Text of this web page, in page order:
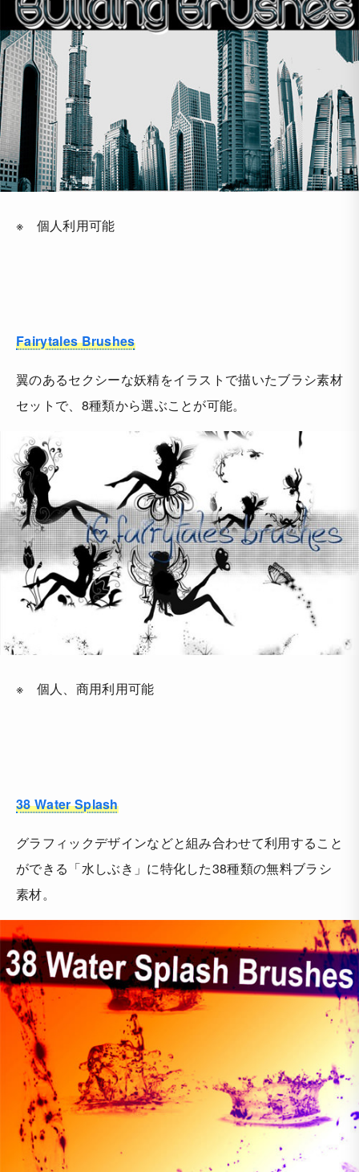
※ 個人利用可能
Fairytales Brushes
翼のあるセクシーな妖精をイラストで描いたブラシ素材
セットで、8種類から選ぶことが可能。
※ 個人、商用利用可能
38 Water Splash
グラフィックデザインなどと組み合わせて利用すること
ができる「水しぶき」に特化した38種類の無料ブラシ
素材。